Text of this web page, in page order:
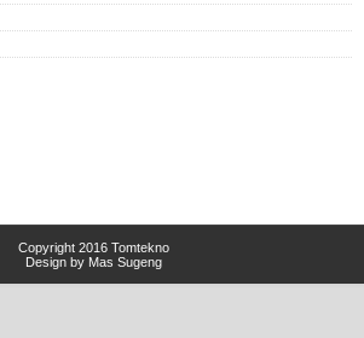
Copyright 2016 Tomtekno
Design by Mas Sugeng